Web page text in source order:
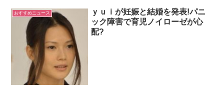
おすすめニュース
ｙｕｉが妊娠と結婚を発表!パニ
ック障害で育児ノイローゼが心
配?